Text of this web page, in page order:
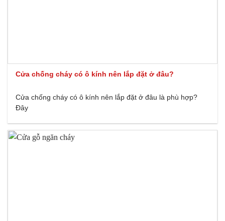
Cửa chống cháy có ô kính nên lắp đặt ở đâu?
Cửa chống cháy có ô kính nên lắp đặt ở đâu là phù hợp?
Đây